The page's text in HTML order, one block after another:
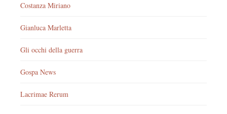
Costanza Miriano
Gianluca Marletta
Gli occhi della guerra
Gospa News
Lacrimae Rerum